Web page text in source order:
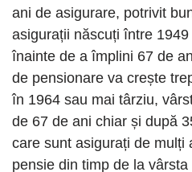
ani de asigurare, potrivit
asigurații născuți între
înainte de a împlini 67 de
de pensionare va crește
în 1964 sau mai târziu,
de 67 de ani chiar și după
care sunt asigurați de mulți
pensie din timp de la